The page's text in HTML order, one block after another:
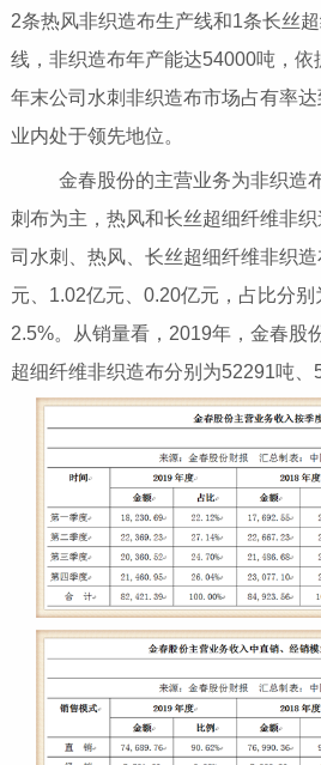
2条热风非织造布生产线和1条长丝
线，非织造布年产能达54000吨，依
年末公司水刺非织造布市场占有率
业内处于领先地位。
金春股份的主营业务为非织造
刺布为主，热风和长丝超细纤维非
司水刺、热风、长丝超细纤维非织
元、1.02亿元、0.20亿元，占比分别
2.5%。从销量看，2019年，金春股
超细纤维非织造布分别为52291吨、